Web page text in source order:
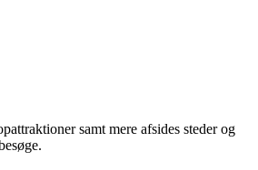
samt mere afsides steder og